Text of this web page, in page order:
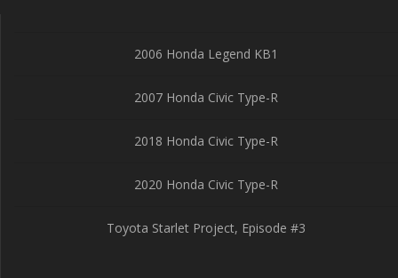
2006 Honda Legend KB1
2007 Honda Civic Type-R
2018 Honda Civic Type-R
2020 Honda Civic Type-R
Toyota Starlet Project, Episode #3